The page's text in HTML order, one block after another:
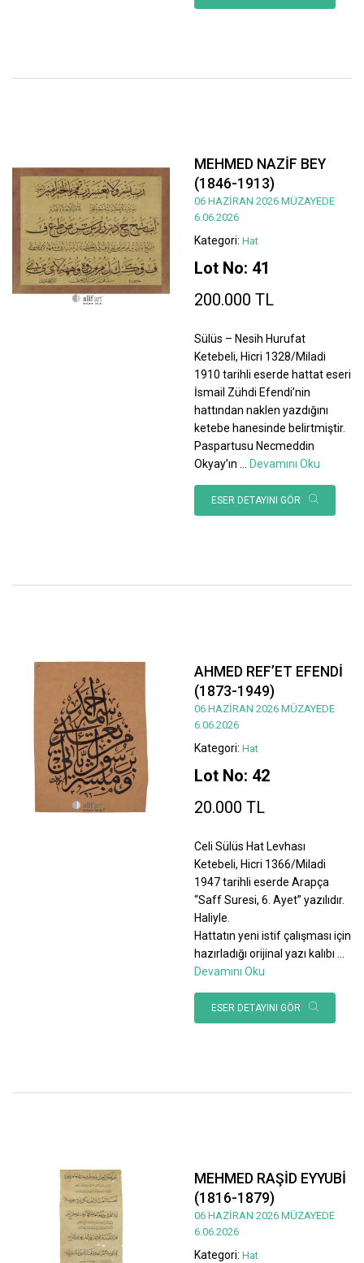
MEHMED NAZİF BEY
(1846-1913)
06 HAZİRAN 2026 MÜZAYEDE
6.06.2026
Kategori: Hat
Lot No: 41
200.000 TL
Sülüs – Nesih Hurufat
Ketebeli, Hicri 1328/Miladi
1910 tarihli eserde hattat eseri
İsmail Zühdi Efendi’nin
hattından naklen yazdığını
ketebe hanesinde belirtmiştir.
Paspartusu Necmeddin
Okyay’ın
Devamını Oku
ESER DETAYINI GÖR
AHMED REF’ET EFENDİ
(1873-1949)
06 HAZİRAN 2026 MÜZAYEDE
6.06.2026
Kategori: Hat
Lot No: 42
20.000 TL
Celi Sülüs Hat Levhası
Ketebeli, Hicri 1366/Miladi
1947 tarihli eserde Arapça
“Saff Suresi, 6. Ayet” yazılıdır.
Haliyle.
Hattatın yeni istif çalışması için
hazırladığı orijinal yazı kalıbı
Devamını Oku
ESER DETAYINI GÖR
MEHMED RAŞİD EYYUBİ
(1816-1879)
06 HAZİRAN 2026 MÜZAYEDE
6.06.2026
Kategori: Hat